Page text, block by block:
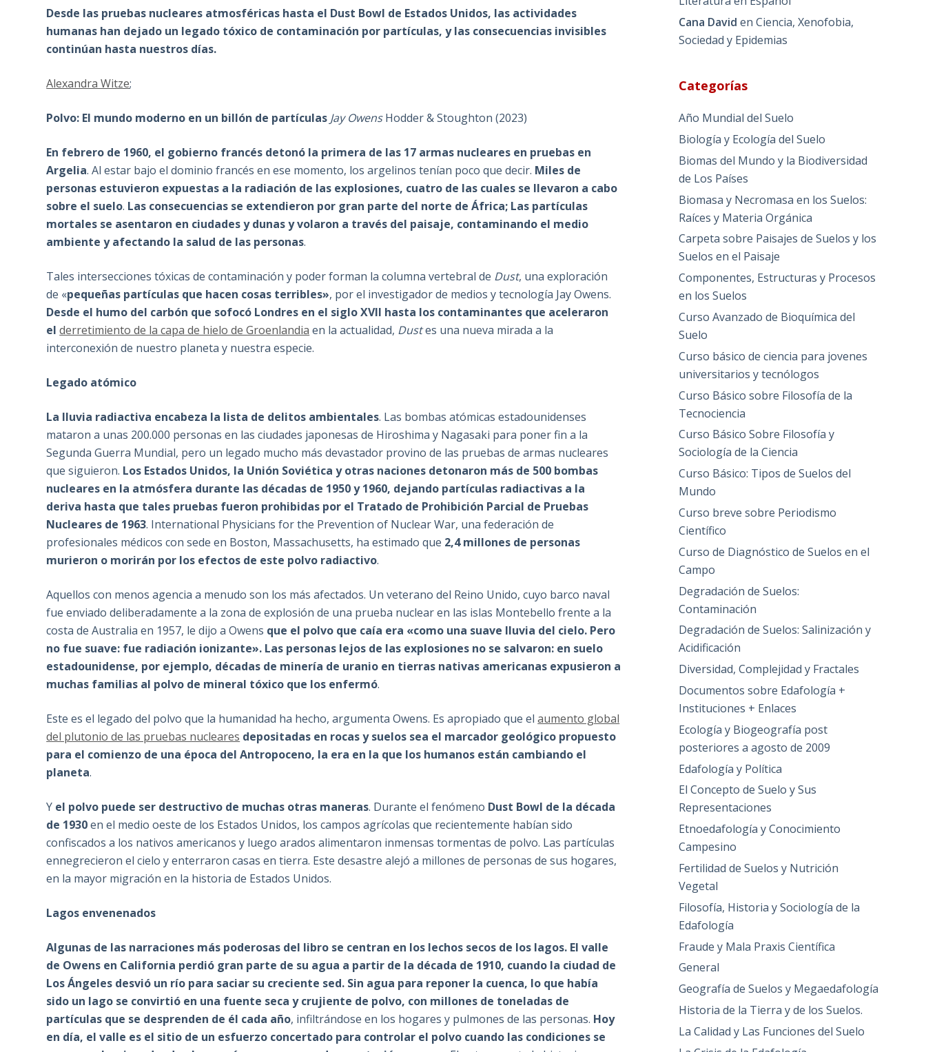
Desde las pruebas nucleares atmosféricas hasta el Dust Bowl de Estados Unidos, las actividades
humanas han dejado un legado tóxico de contaminación por partículas, y las consecuencias invisibles
continúan hasta nuestros días.
Alexandra Witze;
Polvo: El mundo moderno en un billón de partículas Jay OwensHodder & Stoughton (2023)
En febrero de 1960, el gobierno francés detonó la primera de las 17 armas nucleares en pruebas en
Argelia. Al estar bajo el dominio francés en ese momento, los argelinos tenían poco que decir. Miles de
personas estuvieron expuestas a la radiación de las explosiones, cuatro de las cuales se llevaron a cabo
sobre el suelo. Las consecuencias se extendieron por gran parte del norte de África; Las partículas
mortales se asentaron en ciudades y dunas y volaron a través del paisaje, contaminando el medio
ambiente y afectando la salud de las personas.
Tales intersecciones tóxicas de contaminación y poder forman la columna vertebral de Dust, una exploración
de «pequeñas partículas que hacen cosas terribles», por el investigador de medios y tecnología Jay Owens.
Desde el humo del carbón que sofocó Londres en el siglo XVII hasta los contaminantes que aceleraron
el derretimiento de la capa de hielo de Groenlandia en la actualidad, Dustes una nueva mirada a la
interconexión de nuestro planeta y nuestra especie.
Legado atómico
La lluvia radiactiva encabeza la lista de delitos ambientales. Las bombas atómicas estadounidenses
mataron a unas 200.000 personas en las ciudades japonesas de Hiroshima y Nagasaki para poner fin a la
Segunda Guerra Mundial, pero un legado mucho más devastador provino de las pruebas de armas nucleares
que siguieron. Los Estados Unidos, la Unión Soviética y otras naciones detonaron más de 500 bombas
nucleares en la atmósfera durante las décadas de 1950 y 1960, dejando partículas radiactivas a la
deriva hasta que tales pruebas fueron prohibidas por el Tratado de Prohibición Parcial de Pruebas
Nucleares de 1963. International Physicians for the Prevention of Nuclear War, una federación de
profesionales médicos con sede en Boston, Massachusetts, ha estimado que 2,4 millones de personas
murieron o morirán por los efectos de este polvo radiactivo.
Aquellos con menos agencia a menudo son los más afectados. Un veterano del Reino Unido, cuyo barco naval
fue enviado deliberadamente a la zona de explosión de una prueba nuclear en las islas Montebello frente a la
costa de Australia en 1957, le dijo a Owens que el polvo que caía era «como una suave lluvia del cielo. Pero
no fue suave: fue radiación ionizante». Las personas lejos de las explosiones no se salvaron: en suelo
estadounidense, por ejemplo, décadas de minería de uranio en tierras nativas americanas expusieron a
muchas familias al polvo de mineral tóxico que los enfermó.
Este es el legado del polvo que la humanidad ha hecho, argumenta Owens. Es apropiado que elaumento global
del plutonio de las pruebas nucleares depositadas en rocas y suelos sea el marcador geológico propuesto
para el comienzo de una época del Antropoceno, la era en la que los humanos están cambiando el
planeta.
Y el polvo puede ser destructivo de muchas otras maneras. Durante el fenómeno Dust Bowl de la década
de 1930en el medio oeste de los Estados Unidos, los campos agrícolas que recientemente habían sido
confiscados a los nativos americanos y luego arados alimentaron inmensas tormentas de polvo. Las partículas
ennegrecieron el cielo y enterraron casas en tierra. Este desastre alejó a millones de personas de sus hogares,
en la mayor migración en la historia de Estados Unidos.
Lagos envenenados
Algunas de las narraciones más poderosas del libro se centran en los lechos secos de los lagos. El valle
de Owens en California perdió gran parte de su agua a partir de la década de 1910, cuando la ciudad de
Los Ángeles desvió un río para saciar su creciente sed. Sin agua para reponer la cuenca, lo que había
sido un lago se convirtió en una fuente seca y crujiente de polvo, con millones de toneladas de
partículas que se desprenden de él cada año, infiltrándose en los hogares y pulmones de las personas. Hoy
en día, el valle es el sitio de un esfuerzo concertado para controlar el polvo cuando las condiciones se
Cana David enCiencia, Xenofobia,
Sociedad y Epidemias
Categorías
Año Mundial del Suelo
Biología y Ecología del Suelo
Biomas del Mundo y la Biodiversidad
de Los Países
Biomasa y Necromasa en los Suelos:
Raíces y Materia Orgánica
Carpeta sobre Paisajes de Suelos y los
Suelos en el Paisaje
Componentes, Estructuras y Procesos
en los Suelos
Curso Avanzado de Bioquímica del
Suelo
Curso básico de ciencia para jovenes
universitarios y tecnólogos
Curso Básico sobre Filosofía de la
Tecnociencia
Curso Básico Sobre Filosofía y
Sociología de la Ciencia
Curso Básico: Tipos de Suelos del
Mundo
Curso breve sobre Periodismo
Científico
Curso de Diagnóstico de Suelos en el
Campo
Degradación de Suelos:
Contaminación
Degradación de Suelos: Salinización y
Acidificación
Diversidad, Complejidad y Fractales
Documentos sobre Edafología +
Instituciones + Enlaces
Ecología y Biogeografía post
posteriores a agosto de 2009
Edafología y Política
El Concepto de Suelo y Sus
Representaciones
Etnoedafología y Conocimiento
Campesino
Fertilidad de Suelos y Nutrición
Vegetal
Filosofía, Historia y Sociología de la
Edafología
Fraude y Mala Praxis Científica
General
Geografía de Suelos y Megaedafología
Historia de la Tierra y de los Suelos.
La Calidad y Las Funciones del Suelo